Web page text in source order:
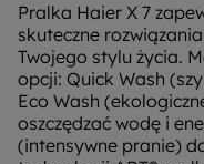
Pralka Haier X 7
skuteczne
Twojego stylu życia.
opcji: Quick Wash
Eco Wash
oszczędzać wodę i
(intensywne pranie)